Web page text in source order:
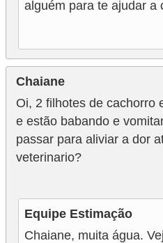
alguém para te ajudar a
Chaiane
Oi, 2 filhotes de cachorro
e estão babando e
passar para aliviar a dor
veterinario?
Equipe Estimação
Chaiane, muita água.